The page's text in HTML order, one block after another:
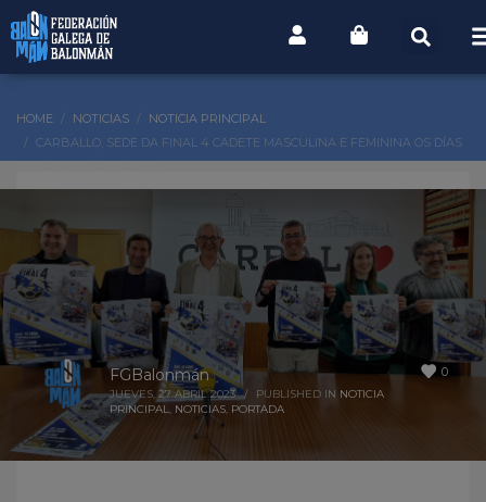
HOME NOTICIAS
NOTICIA PRINCIPAL
CARBALLO, SEDE DA FINAL 4 CADETE MASCULINA E FEMININA OS DÍAS
0
FGBalonmán
JUEVES, 27 ABRIL 2023 / PUBLISHED IN NOTICIA
PRINCIPAL, NOTICIAS, PORTADA